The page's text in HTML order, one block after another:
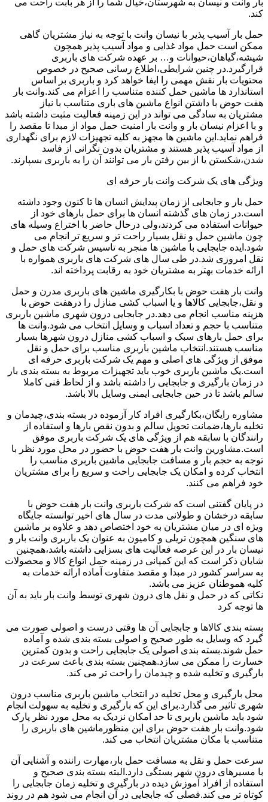
کند.
حمل بار آسیب پذیر با نیسان وانت با توجه به نیاز مشتریان گاهی
ممکن است حمل مواد غذایی و مواد آسیب پذیر همچون
شیشه،گیاهان،حیوانات و… بر عهده شرکت های باربری
قرارگیرد.در چنین شرایطی،اطلاع رسانی صحیح در خصوص
محتویات بار نقش مهمی را ایفا خواهد کرد و باربری بر اساس
استاندارد ها ماشین حمل کننده متناسب را اعزام می کند.وانت بار
هفت حوض با داشتن انواع ماشین های باری متناسب با نیاز
مشتریان به سادگی می تواند در این زمینه فعالیت مثبت داشته باشد
و با اعزام نیسان بار و وانت بار امنیت حمل مواد از مبدا تا مقصد را
فراهم نماید.این ماشین ها مجهز به کلیه تجهیزات لازم برای نگهداری
از مواد آسیب پذیر هستند و مشتریان بدون نگرانی از فاسد
شدن،شکستن یا از بین رفتن بار می توانند آن را به باربری بسپارند.
ویژگی های یک شرکت وانت بار حرفه ای
حمل بار و جابجایی از زمان پیدایش انسان ها تا کنون وجود داشته
است.در زمان های گذشته انسان ها برای حمل بارهای خود از
حیوانات استفاده می کردند،ولی درحال حاضر با اختراع وسیله های
چون ماشین حمل و نقل بسیار راحت تر و سریع تر انجام می
شود.ایده جابجایی با ماشین ها منجر به تاسیس شرکت های حمل و
نقل امروزی شد.در طی سال های شرکت های باربری همواره با
ارائه خدمات بهتر به مشتریان خود به رقابت پرداخته اند.
وانت بار هفت حوض با بکارگیری ماشین های باربری مدرن و حمل
و نقل،جابجایی کالاها و یا اسباب کشی منازل را درهفت حوض با
هزینه مناسب انجام می دهد.در جابجایی درون شهری ماشین باربری
متناسب با حجم و تعداد اسباب و وسایل انتخاب می شود.وانت ها
برای حمل بارهای سبک و اسباب کشی منازل درون شهرها بسیار
مناسب هستند.انتخاب ماشین باربری مناسب برای حمل و نقل
موفق از ویژگی های اصلی و مهم یک شرکت باربری حرفه ای
است.یک ماشین باربری خوب باید تجهیزات مربوط به بسته بندی بار
در زمان بارگیری و جابجایی را داشته باشد و از لحاظ فنی کاملا
سالم باشد تا در حین جابجایی ایمنی وسایل بالا باشد.
مشاوره رایگان،بکارگیری افراد کار آزموده در بسته بندی،چیدمان و
تخلیه بارها،ضمانت تحویل سالم و بدون نقص بارها و استفاده از
رانندگان با سابقه هم از ویژگی های یک شرکت باربری موفق
است.مشاورین وانت بار هفت حوض با حضور در محل مورد نظر با
توجه به حجم بار و مسافت جابجایی ماشین باربری مناسب را
انتخاب کرده و امکان یک جابجایی راحت و سریع را برای مشتریان
خود فراهم می کنند.
در پایان گفتنی است که شرکت باربری وانت بار هفت حوض با
سابقه درخشان و طولانی مدت در سال های اخیر توانسته جایگاه
ویژه ای در میان مشتریان به خود اختصاص دهد و علاوه بر ماشین
های سنگین همچون تریلی و کامیون به عنوان یک باربری وانت بار و
نیسان بار در این عرصه فعالیت های بسزایی داشته باشد،همچنین
شایان ذکر است که این کمپانی در زمینه حمل انواع کالا و محصولات
به سراسر کشور در مبدا و مقصد متفاوت آماده ارائه خدمات به
کلیه هموطنان عزیز می باشد.
نکاتی که در حمل و نقل های درون شهری توسط وانت بار باید به آن
ها توجه کرد
بسته بندی کالاها و جابجایی آن ها وقتی درست و اصولی صورت می
گیرد که وسایل به طور صحیح و اصولی بسته بندی شده و آماده
حمل شوند.بسته بندی اصولی یک جابجایی راحت و بدون کمترین
خسارت را ممکن می سازد.همچنین بسته بندی باعث سرعت در
بارگیری و تخلیه شده و چیدمان را راحت تر می کند.
محل بارگیری و محل تخلیه در انتخاب ماشین باربری مناسب درون
شهری تاثیر می گذارد.برای این که بارگیری و تخلیه به سهولت انجام
شود باید ماشین باربری تا حد امکان نزدیک به محل مورد نظر پارک
شود.وانت بار هفت حوض برای این منظورماشین های باربری را
متناسب با مکان مشتریان انتخاب می کند.
سرعت حمل و نقل به مسافت حمل بار،مهارت راننده و آشنایی آن
با مسیرهای درون شهر بستگی دارد.البته بسته بندی صحیح و
استفاده از افراد آموزش دیده در بارگیری و تخلیه زمان جابجایی را
کوتاه تر می کند.فصلی که جابجایی در آن انجام می شود هم در روند